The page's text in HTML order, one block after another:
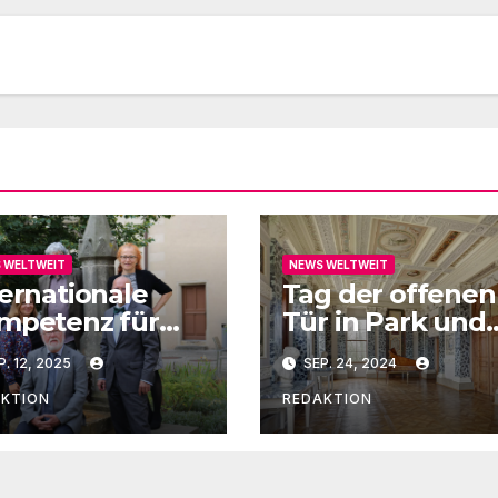
WELTWEIT
für
und die
12, 2025
NEWS WELTWEIT
Tag der offenen
Tür in Park und
Schloss Luisium
SEP. 24, 2024
REDAKTION